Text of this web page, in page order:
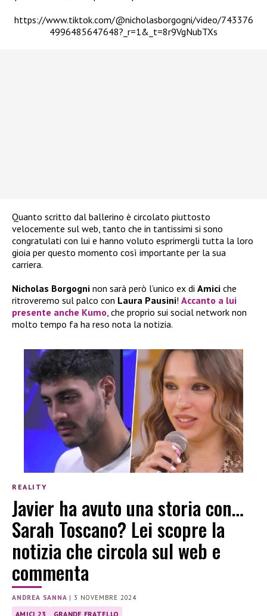
https://www.tiktok.com/@nicholasborgogni/video/743376
4996485647648?_r=1&_t=8r9VgNubTXs
Quanto scritto dal ballerino è circolato piuttosto
velocemente sul web, tanto che in tantissimi si sono
congratulati con lui e hanno voluto esprimergli tutta la loro
gioia per questo momento così importante per la sua
carriera.
Nicholas Borgogni non sarà però l’unico ex di Amici che
ritroveremo sul palco con Laura Pausini! Accanto a lui
presente anche Kumo, che proprio sui social network non
molto tempo fa ha reso nota la notizia.
REALITY
Javier ha avuto una storia con…
Sarah Toscano? Lei scopre la
notizia che circola sul web e
commenta
ANDREA SANNA |3 NOVEMBRE 2024
AMICI 23 GRANDE FRATELLO